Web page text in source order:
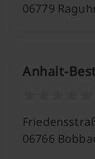
06779
Anhalt-
06766